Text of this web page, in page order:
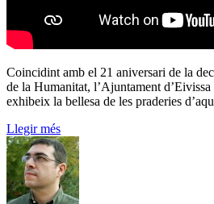
Coincidint amb el 21 aniversari de la
de la Humanitat, l’Ajuntament
exhibeix la bellesa de les praderies
Llegir més